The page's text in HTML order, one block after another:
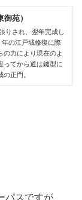
苑）
りされ、翌年完成し
の江戸城修復に際
の力により現在のよ
ってから道は鍵型に
正門。
スですが、